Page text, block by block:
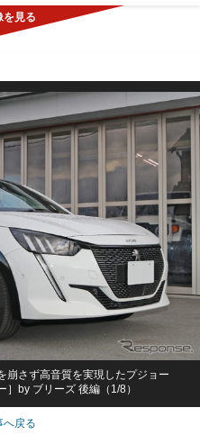
崩さず高音質を実現したプジョー
by ブリーズ 後編（1/8）
へ戻る